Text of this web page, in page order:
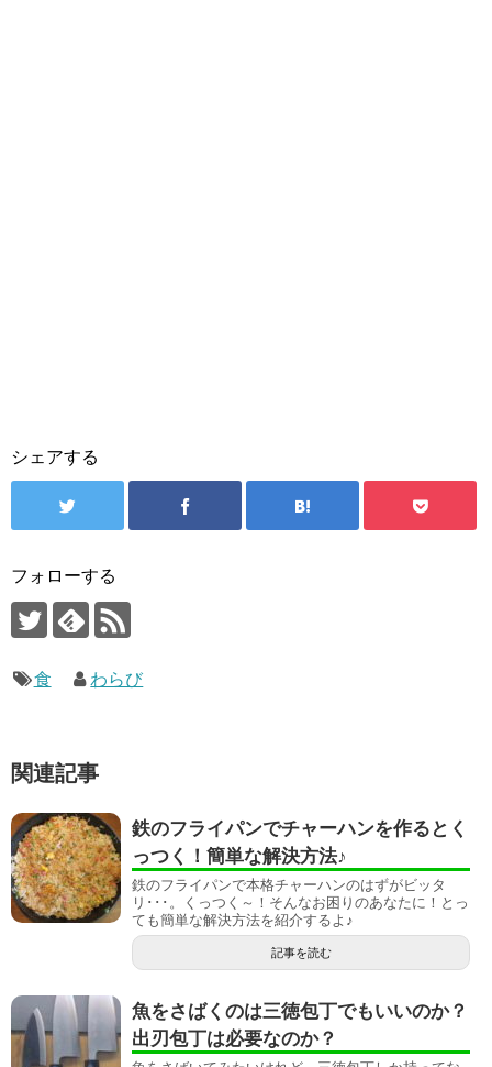
シェアする
フォローする
食 わらび
関連記事
鉄のフライパンでチャーハンを作るとく
っつく！簡単な解決方法♪
鉄のフライパンで本格チャーハンのはずがビッタ
リ･･･。くっつく～！そんなお困りのあなたに！とっ
ても簡単な解決方法を紹介するよ♪
記事を読む
魚をさばくのは三徳包丁でもいいのか？
出刃包丁は必要なのか？